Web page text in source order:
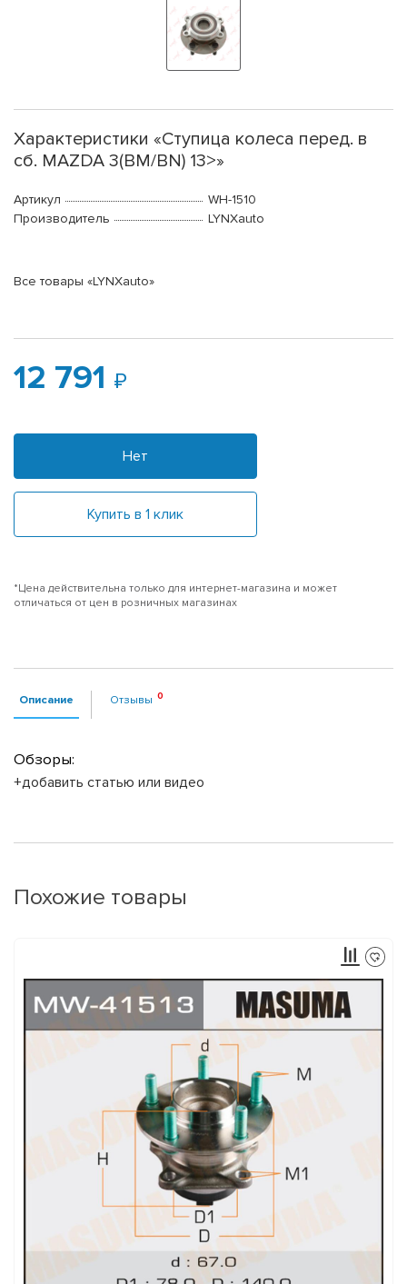
Характеристики «Ступица колеса перед. в
сб. MAZDA 3(BM/BN) 13>»
Артикул
WH-1510
Производитель
LYNXauto
Все товары «LYNXauto»
12 791
Нет
Купить в 1 клик
*Цена действительна только для интернет-магазина и может
отличаться от цен в розничных магазинах
Описание Отзывы
Обзоры:
+добавить статью или видео
Похожие товары